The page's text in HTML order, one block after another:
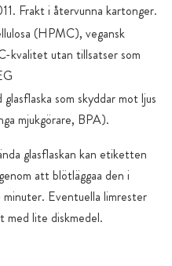
Frakt i återvunna kartonger.
(HPMC), vegansk
kvalitet utan tillsatser som
som skyddar mot ljus
mjukgörare, BPA).
glasflaskan kan etiketten
att blötläggaa den i
Eventuella limrester
med lite diskmedel.